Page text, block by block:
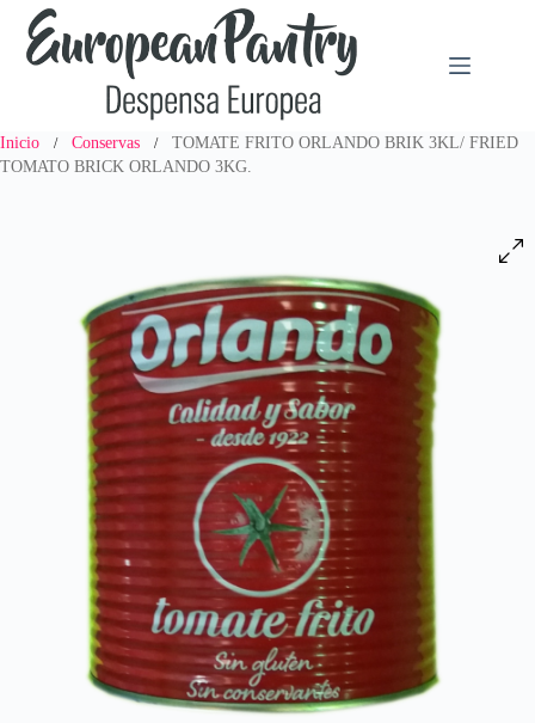
Saltar
contenido
Inicio / Conservas /
TOMATE FRITO ORLANDO BRIK 3KL/ FRIED
TOMATO BRICK ORLANDO 3KG.